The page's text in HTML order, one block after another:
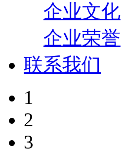
企业文化
企业荣誉
联系我们
1
2
3